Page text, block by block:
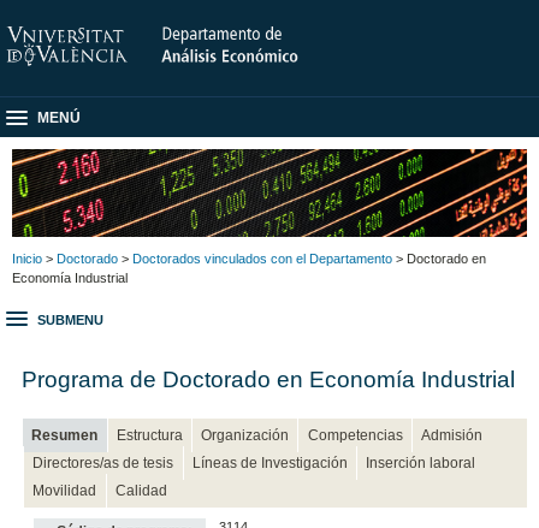
MENÚ
Inicio > Doctorado > Doctorados vinculados con el Departamento > Doctorado en
Economía Industrial
SUBMENU
Programa de Doctorado en Economía Industrial
Resumen Estructura Organización Competencias
Admisión
Directores/as de tesis
Líneas de Investigación
Inserción laboral
Movilidad
Calidad